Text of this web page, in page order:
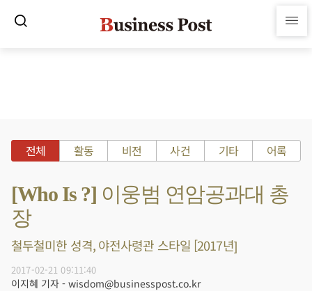
전체 활동 비전 사건 기타 어록
[Who Is ?] 이웅범 연암공과대 총
장
철두철미한 성격, 야전사령관 스타일 [2017년]
2017-02-21 09:11:40
이지혜 기자 - wisdom@businesspost.co.kr